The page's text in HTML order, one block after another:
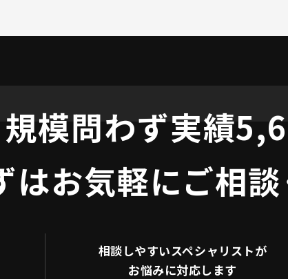
模問わず実績
はお気軽にご相
相談しやすいスペシャリストが
お悩みに対応します